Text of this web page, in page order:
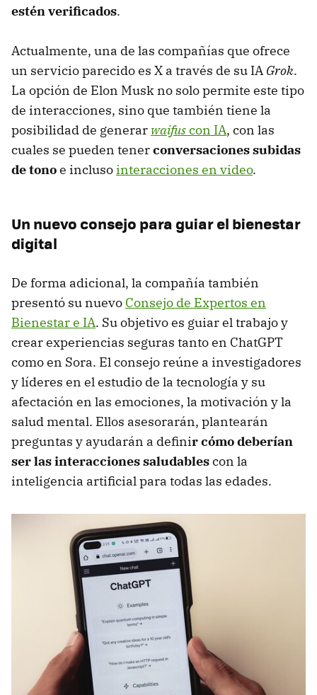
estén verificados.
Actualmente, una de las compañías que ofrece
un servicio parecido es X a través de su IA Grok.
La opción de Elon Musk no solo permite este tipo
de interacciones, sino que también tiene la
posibilidad de generar waifuscon IA, con las
cuales se pueden tenerconversaciones subidas
de tonoe inclusointeracciones en video.
Un nuevo consejo para guiar el bienestar
digital
De forma adicional, la compañía también
presentó su nuevo Consejo de Expertos en
Bienestar e IA. Su objetivo es guiar el trabajo y
crear experiencias seguras tanto en ChatGPT
como en Sora. El consejo reúne a investigadores
y líderes en el estudio de la tecnología y su
afectación en las emociones, la motivación y la
salud mental. Ellos asesorarán, plantearán
preguntas y ayudarán a definir cómo deberían
ser las interacciones saludablescon la
inteligencia artificial para todas las edades.